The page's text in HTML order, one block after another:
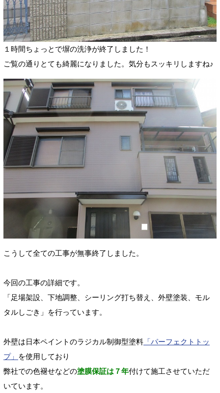
１時間ちょっとで塀の洗浄が終了しました！
ご覧の通りとても綺麗になりました。気分もスッキリしますね♪
こうして全ての工事が無事終了しました。
今回の工事の詳細です。
「足場架設、下地調整、シーリング打ち替え、外壁塗装、モル
タルしごき」を行っています。
外壁は日本ペイントのラジカル制御型塗料 「パーフェクトトッ
プ」
を使用しており
弊社での色褪せなどの塗膜保証は７年付けて施工させていただ
いています。